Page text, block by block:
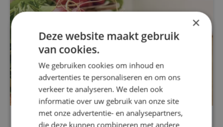
Autism
×
Deze website maakt gebruik
van cookies.
We gebruiken cookies om inhoud en
advertenties te personaliseren en om ons
verkeer te analyseren. We delen ook
informatie over uw gebruik van onze site
met onze advertentie- en analysepartners,
die deze kunnen combineren met andere